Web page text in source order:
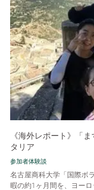
《海外レポート》「
タリア
参加者体験談
名古屋商科大学「国際ボ
暇の約1ヶ月間を、ヨー